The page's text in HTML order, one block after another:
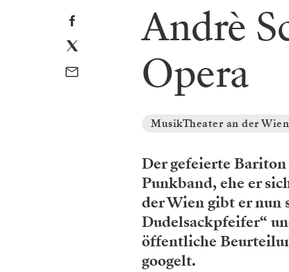
Andrè
Opera
MusikTheater an der Wien
Der gefeierte
Punkband, ehe er
der Wien gibt er nun
Dudelsackpfeifer“
öffentliche
googelt.